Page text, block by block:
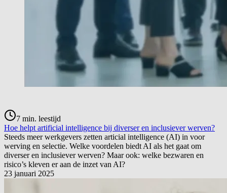
7 min. leestijd
Hoe helpt artificial intelligence bij diverser en inclusiever werven?
Steeds meer werkgevers zetten articial intelligence (AI) in voor
werving en selectie. Welke voordelen biedt AI als het gaat om
diverser en inclusiever werven? Maar ook: welke bezwaren en
risico’s kleven er aan de inzet van AI?
23 januari 2025